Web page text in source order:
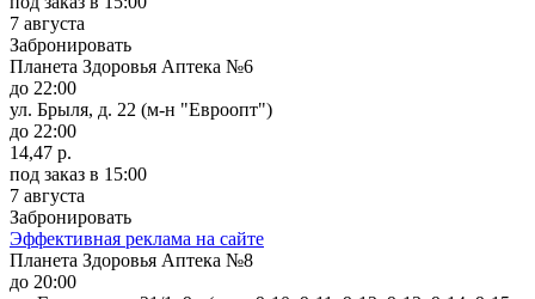
7 августа
Забронировать
Планета Здоровья Аптека №6
до 22:00
ул. Брыля, д. 22 (м-н "Евроопт")
до 22:00
14,47 р.
под заказ в 15:00
7 августа
Забронировать
Эффективная реклама на сайте
Планета Здоровья Аптека №8
до 20:00